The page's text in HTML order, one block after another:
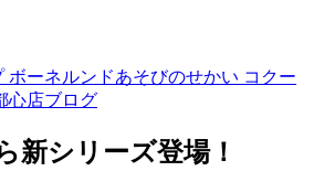
ボーネルンドあそびのせかい コクー
心店ブログ
新シリーズ登場！